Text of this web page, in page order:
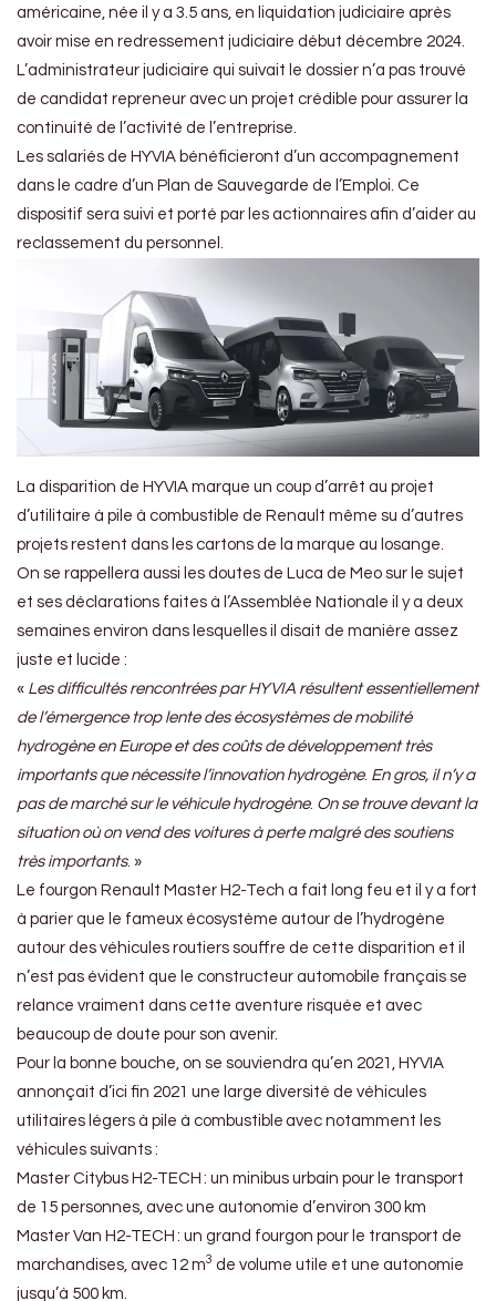
américaine, née il y a 3.5 ans, en liquidation judiciaire après
avoir mise en redressement judiciaire début décembre 2024.
L’administrateur judiciaire qui suivait le dossier n’a pas trouvé
de candidat repreneur avec un projet crédible pour assurer la
continuité de l’activité de l’entreprise.
Les salariés de HYVIA bénéficieront d’un accompagnement
dans le cadre d’un Plan de Sauvegarde de l’Emploi. Ce
dispositif sera suivi et porté par les actionnaires afin d’aider au
reclassement du personnel.
La disparition de HYVIA marque un coup d’arrêt au projet
d’utilitaire à pile à combustible de Renault même su d’autres
projets restent dans les cartons de la marque au losange.
On se rappellera aussi les doutes de Luca de Meo sur le sujet
et ses déclarations faites à l’Assemblée Nationale il y a deux
semaines environ dans lesquelles il disait de manière assez
juste et lucide :
« Les difficultés rencontrées par HYVIA résultent essentiellement
de l’émergence trop lente des écosystèmes de mobilité
hydrogène en Europe et des coûts de développement très
importants que nécessite l’innovation hydrogène. En gros, il n’y a
pas de marché sur le véhicule hydrogène. On se trouve devant la
situation où on vend des voitures à perte malgré des soutiens
très importants. »
Le fourgon Renault Master H2-Tech a fait long feu et il y a fort
à parier que le fameux écosystème autour de l’hydrogène
autour des véhicules routiers souffre de cette disparition et il
n’est pas évident que le constructeur automobile français se
relance vraiment dans cette aventure risquée et avec
beaucoup de doute pour son avenir.
Pour la bonne bouche, on se souviendra qu’en 2021, HYVIA
annonçait d’ici fin 2021 une large diversité de véhicules
utilitaires légers à pile à combustible avec notamment les
véhicules suivants :
Master Citybus H2-TECH : un minibus urbain pour le transport
de 15 personnes, avec une autonomie d’environ 300 km
Master Van H2-TECH : un grand fourgon pour le transport de
marchandises, avec 12 m3 de volume utile et une autonomie
jusqu’à 500 km.